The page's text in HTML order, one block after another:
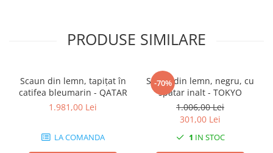
PRODUSE SIMILARE
Scaun din lemn, tapițat în
catifea bleumarin - QATAR
1.981,00 Lei
LA COMANDA
-70%
Scaun din lemn, negru, cu
spătar inalt - TOKYO
1.006,00 Lei
301,00 Lei
1 IN STOC